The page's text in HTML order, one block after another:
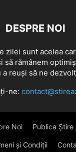
DESPRE NOI
zilei sunt acelea
să rămânem
reuși să ne
ne:
Noi Publica
și Condiții